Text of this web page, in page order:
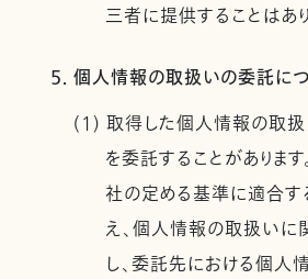
三者に提供することはあり
5. 個人情報の取扱いの委託に
(1) 取得した個人情報の取
を委託することがありま
社の定める基準に適合す
え、個人情報の取扱いに
し、委託先における個人